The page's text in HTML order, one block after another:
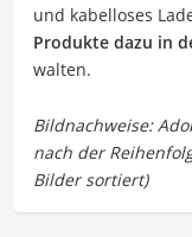
und kabelloses
Produkte dazu in
walten.